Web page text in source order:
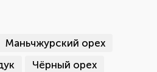
Маньчжурский орех
Чёрный орех